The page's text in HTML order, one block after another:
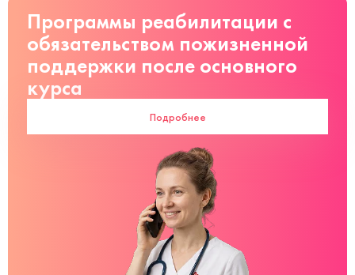
Программы реабилитации с
обязательством пожизненной
поддержки после основного
курса
Подробнее